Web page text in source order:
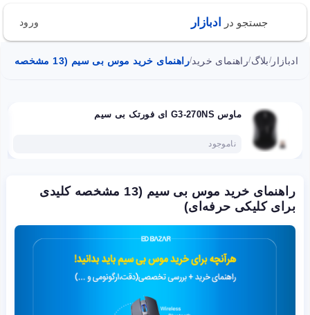
جستجو در ادبازار ورود
ادبازار /بلاگ/راهنمای خرید/راهنمای خرید موس بی سیم (13 مشخصه کلیدی برای کلیکی‌ حرفه‌ای)
ماوس G3-270NS ای فورتک بی سیم
ناموجود
راهنمای خرید موس بی سیم (13 مشخصه کلیدی
برای کلیکی‌ حرفه‌ای)